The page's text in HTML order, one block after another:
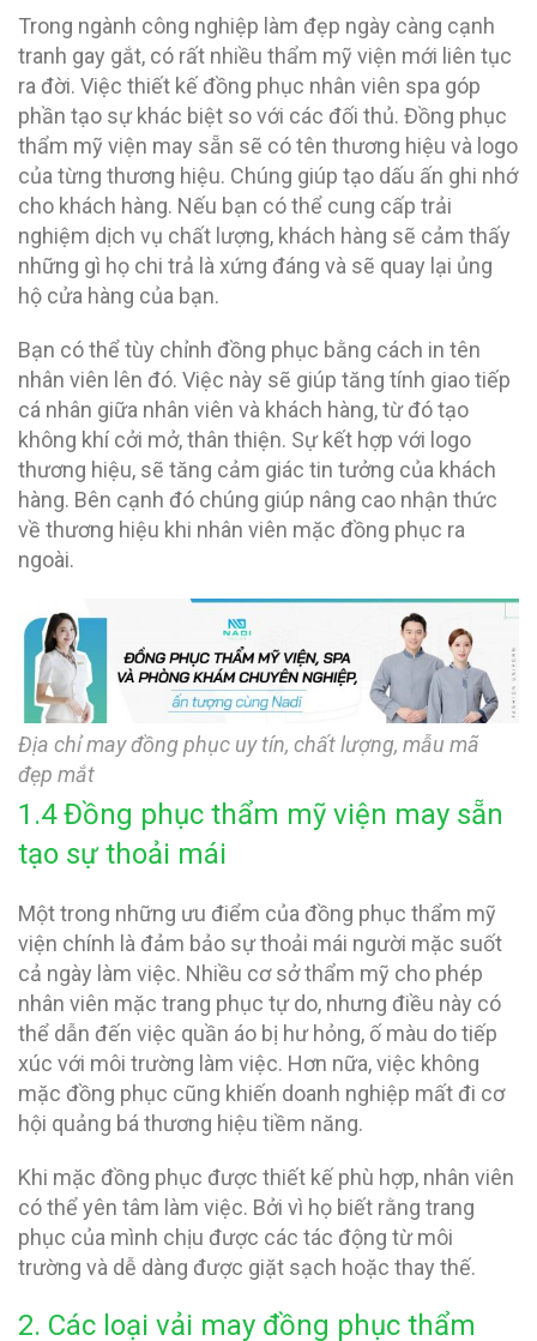
Trong ngành công nghiệp làm đẹp ngày càng cạnh
tranh gay gắt, có rất nhiều thẩm mỹ viện mới liên tục
ra đời. Việc thiết kế đồng phục nhân viên spa góp
phần tạo sự khác biệt so với các đối thủ. Đồng phục
thẩm mỹ viện may sẵn sẽ có tên thương hiệu và logo
của từng thương hiệu. Chúng giúp tạo dấu ấn ghi nhớ
cho khách hàng. Nếu bạn có thể cung cấp trải
nghiệm dịch vụ chất lượng, khách hàng sẽ cảm thấy
những gì họ chi trả là xứng đáng và sẽ quay lại ủng
hộ cửa hàng của bạn.
Bạn có thể tùy chỉnh đồng phục bằng cách in tên
nhân viên lên đó. Việc này sẽ giúp tăng tính giao tiếp
cá nhân giữa nhân viên và khách hàng, từ đó tạo
không khí cởi mở, thân thiện. Sự kết hợp với logo
thương hiệu, sẽ tăng cảm giác tin tưởng của khách
hàng. Bên cạnh đó chúng giúp nâng cao nhận thức
về thương hiệu khi nhân viên mặc đồng phục ra
ngoài.
Địa chỉ may đồng phục uy tín, chất lượng, mẫu mã
đẹp mắt
1.4 Đồng phục thẩm mỹ viện may sẵn
tạo sự thoải mái
Một trong những ưu điểm của đồng phục thẩm mỹ
viện chính là đảm bảo sự thoải mái người mặc suốt
cả ngày làm việc. Nhiều cơ sở thẩm mỹ cho phép
nhân viên mặc trang phục tự do, nhưng điều này có
thể dẫn đến việc quần áo bị hư hỏng, ố màu do tiếp
xúc với môi trường làm việc. Hơn nữa, việc không
mặc đồng phục cũng khiến doanh nghiệp mất đi cơ
hội quảng bá thương hiệu tiềm năng.
Khi mặc đồng phục được thiết kế phù hợp, nhân viên
có thể yên tâm làm việc. Bởi vì họ biết rằng trang
phục của mình chịu được các tác động từ môi
trường và dễ dàng được giặt sạch hoặc thay thế.
2. Các loại vải may đồng phục thẩm